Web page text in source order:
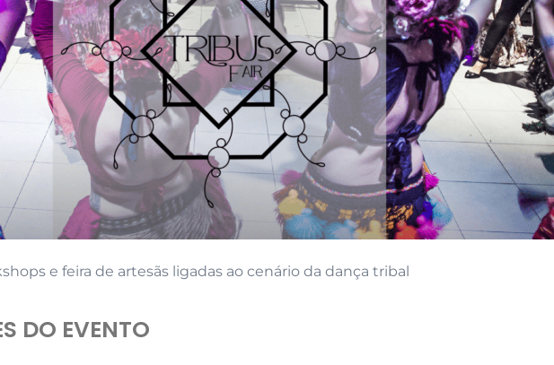
e feira de artesãs ligadas ao cenário da dança tribal
DO EVENTO